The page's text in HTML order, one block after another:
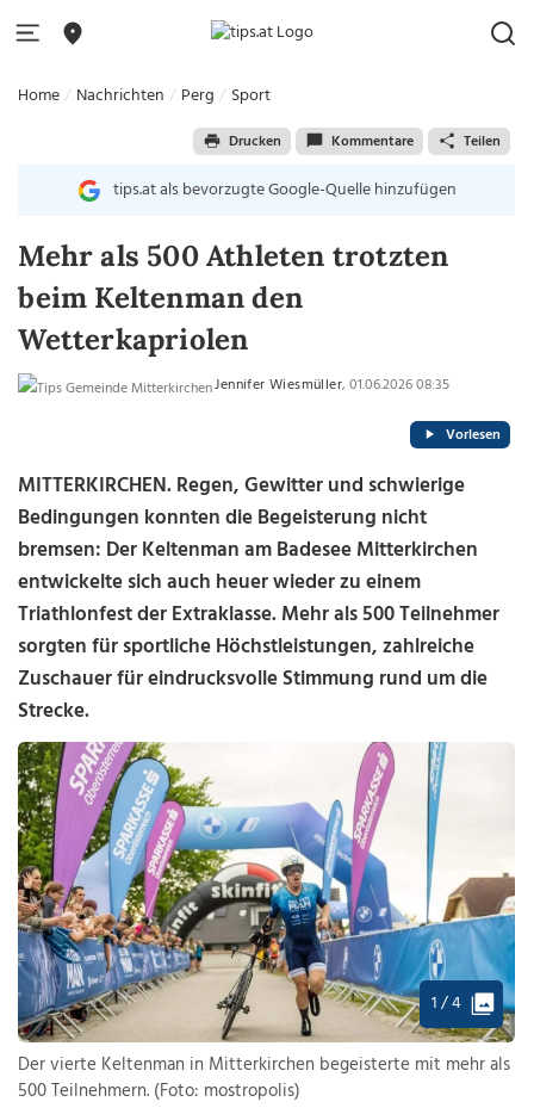
Home Nachrichten Perg Sport
Drucken Kommentare Teilen
tips.at als bevorzugte Google-Quelle hinzufügen
Mehr als 500 Athleten trotzten
beim Keltenman den
Wetterkapriolen
Jennifer Wiesmüller, 01.06.2026 08:35
Vorlesen
MITTERKIRCHEN. Regen, Gewitter und schwierige
Bedingungen konnten die Begeisterung nicht
bremsen: Der Keltenman am Badesee Mitterkirchen
entwickelte sich auch heuer wieder zu einem
Triathlonfest der Extraklasse. Mehr als 500 Teilnehmer
sorgten für sportliche Höchstleistungen, zahlreiche
Zuschauer für eindrucksvolle Stimmung rund um die
Strecke.
1 / 4
Der vierte Keltenman in Mitterkirchen begeisterte mit mehr als
500 Teilnehmern. (Foto: mostropolis)